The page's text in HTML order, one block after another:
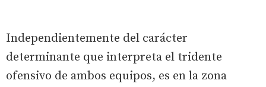
Independientemente del carácter
determinante que interpreta el tridente
ofensivo de ambos equipos, es en la zona